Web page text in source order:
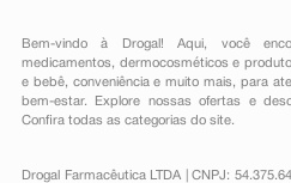
Bem-vindo à Drogal! Aqui, você
medicamentos , dermocosméticos e
e bebê, conveniênciae muito mais, para
bem-estar. Explore nossas ofertas e
Confira todas as categorias do site.
Drogal Farmacêutica LTDA | CNPJ: